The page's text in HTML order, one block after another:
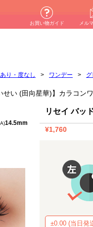
お買い物ガイド メル
り・度なし > ワンデー >
せい (田向星華)】カラコン
14.5mm
リセイ バッ
¥1,760